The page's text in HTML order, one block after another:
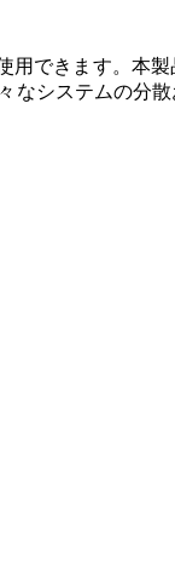
用できます。本
なシステムの分